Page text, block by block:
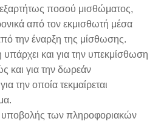
ποσού μισθώματος,
από τον εκμισθωτή μέσα
την έναρξη της μίσθωσης.
και για την υπεκμίσθωση
και για την δωρεάν
την οποία τεκμαίρεται
των πληροφοριακών